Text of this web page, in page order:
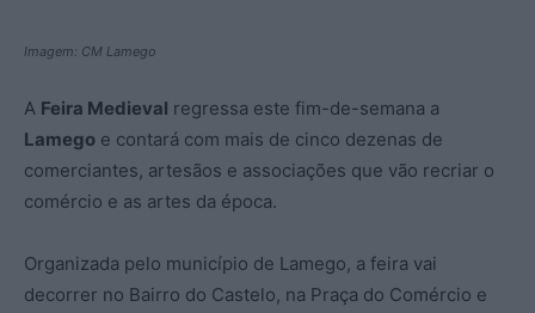
Imagem: CM Lamego
A Feira Medieval regressa este fim-de-semana a
Lamego e contará com mais de cinco dezenas de
comerciantes, artesãos e associações que vão recriar o
comércio e as artes da época.
Organizada pelo município de Lamego, a feira vai
decorrer no Bairro do Castelo, na Praça do Comércio e